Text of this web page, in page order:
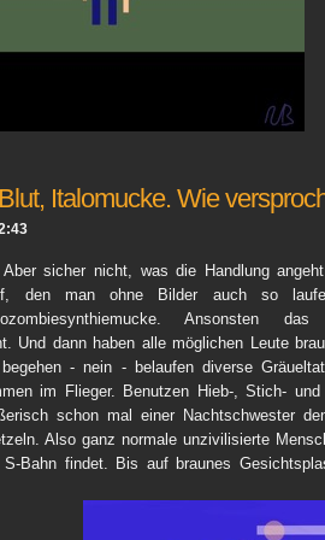
Italomucke. Wie
Aber sicher nicht, was die Handlung
den man ohne Bilder auch so
Ansonsten
Und dann haben alle möglichen Leute
- nein - belaufen diverse
im Flieger. Benutzen Hieb-, Stich-
schon mal einer Nachtschwester
Also ganz normale unzivilisierte
Bahn findet. Bis auf braunes